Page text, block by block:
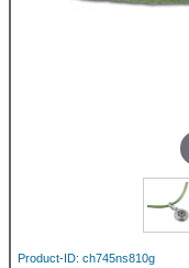
Product-ID ch745ns810g